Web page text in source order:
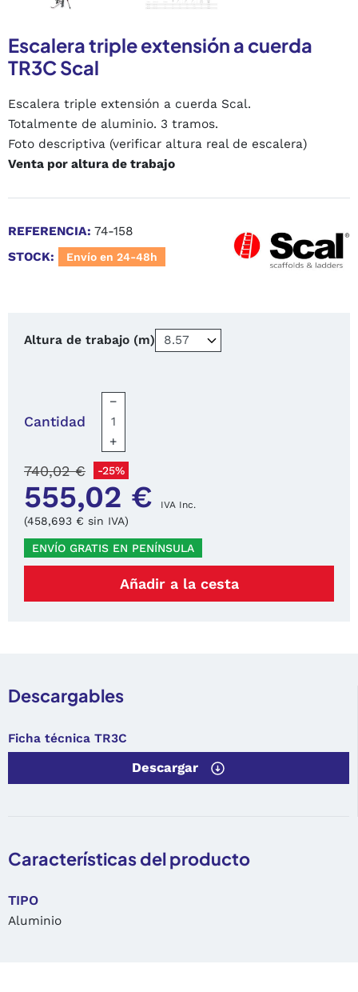
Escalera triple extensión a cuerda
TR3C Scal
Escalera triple extensión a cuerda Scal.
Totalmente de aluminio. 3 tramos.
Foto descriptiva (verificar altura real de escalera)
Venta por altura de trabajo
REFERENCIA: 74-158
STOCK:
Envío en 24-48h
Altura de trabajo (m)
Cantidad
−
+
555,02 € IVA Inc.
740,02 € -25%
(458,693 € sin IVA)
ENVÍO GRATIS EN PENÍNSULA
Añadir a la cesta
Descargables
Ficha técnica TR3C
Descargar
Características del producto
TIPO
Aluminio